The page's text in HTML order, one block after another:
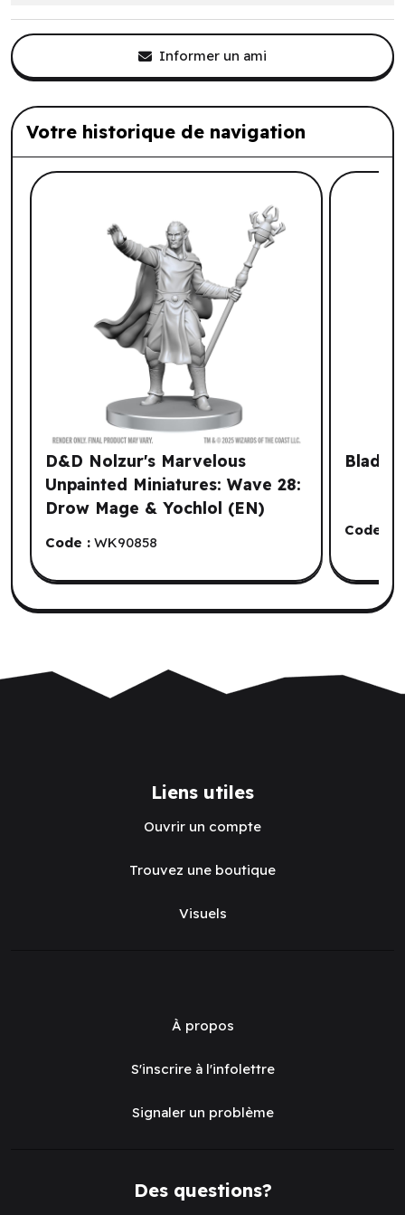
Informer un ami
Votre historique de navigation
Liste de produits suggérés: Votre
D&D Nolzur's Marvelous
Unpainted Miniatures: Wave 28:
Drow Mage & Yochlol (EN)
Code : WK90858
Code :
Liens utiles
Ouvrir un compte
Trouvez une boutique
Visuels
À propos
S'inscrire à l'infolettre
Signaler un problème
Des questions?